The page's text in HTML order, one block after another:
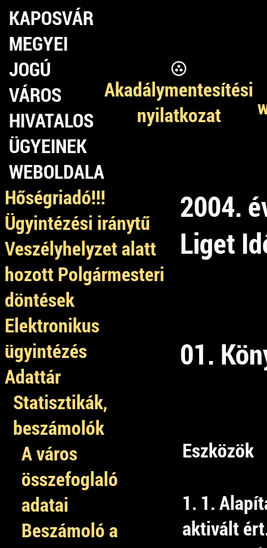
KAPOSVÁR
MEGYEI
JOGÚ
VÁROS
HIVATALOS
ÜGYEINEK
WEBOLDALA
Akadálymentesítési
nyilatkozat
Hőségriadó!!!
Ügyintézési iránytű
Veszélyhelyzet alatt
hozott Polgármesteri
döntések
Elektronikus
ügyintézés
Adattár
Statisztikák,
beszámolók
A város
összefoglaló
adatai
Beszámoló a
2004.
Liget
01.
Eszközök
1. 1.
aktivált